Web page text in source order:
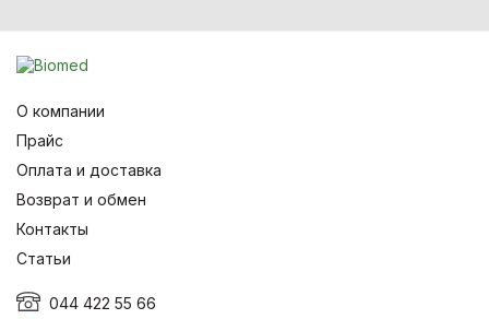
О компании
Прайс
Оплата и доставка
Возврат и обмен
Контакты
Статьи
044 422 55 66